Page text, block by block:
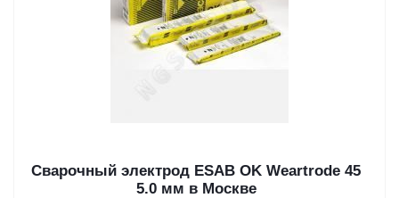
Сварочный электрод ESAB OK Weartrode 45
5.0 мм в Москве